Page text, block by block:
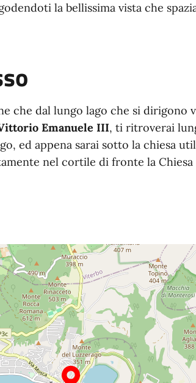
la bellissima vista che
che dal lungo lago che si dirigono
Emanuele III, ti ritroverai
ed appena sarai sotto la chiesa
nel cortile di fronte la Chiesa